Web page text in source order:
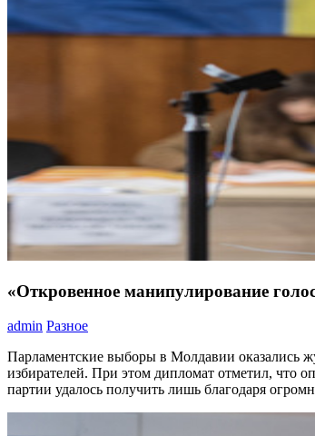
«Откровенное манипулирование
admin Разное
Парламентские выборы в Молдавии оказались
избирателей. При этом дипломат отметил, что
партии удалось получить лишь благодаря